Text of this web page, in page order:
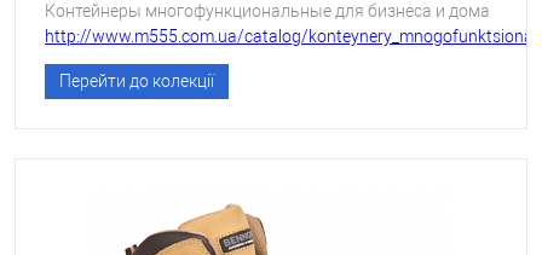
Контейнеры многофункциональные для бизнеса и дома
http://www.m555.com.ua/catalog/
Перейти до колекції